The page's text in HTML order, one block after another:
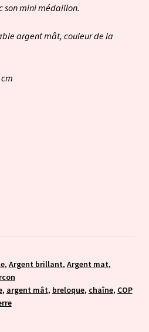
son mini médaillon.
argent mât, couleur de la
, Argent brillant, Argent mat,
, argent mât, breloque, chaîne, COP